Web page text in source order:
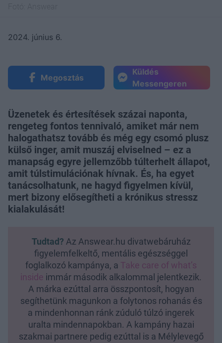
2024. június 6.
Megosztás
Küldés
Messengeren
Üzenetek és értesítések százai naponta,
rengeteg fontos tennivaló, amiket már nem
halogathatsz tovább és még egy csomó plusz
külső inger, amit muszáj elviselned – ez a
manapság egyre jellemzőbb túlterhelt állapot,
amit túlstimulációnak hívnak. És, ha egyet
tanácsolhatunk, ne hagyd figyelmen kívül,
mert bizony elősegítheti a krónikus stressz
kialakulását!
Tudtad? Az Answear.hu divatwebáruház
figyelemfelkeltő, mentális egészséggel
foglalkozó kampánya, a Take care of what’s
inside immár második alkalommal jelentkezik.
A márka ezúttal arra összpontosít, hogyan
segíthetünk magunkon a folytonos rohanás és
a mindenhonnan ránk zúduló túlzó ingerek
uralta mindennapokban. A kampány hazai
szakmai partnere pedig ezúttal is a Mélylevegő